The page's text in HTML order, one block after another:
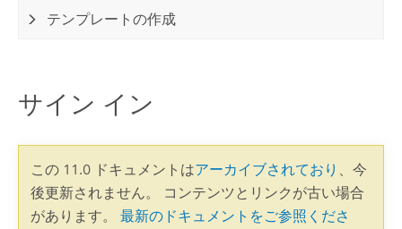
テンプレートの作成
サイン イン
この 11.0 ドキュメントはアーカイブされており
、今
後更新されません。 コンテンツとリンクが古い場合
があります。 最新のドキュメントをご参照くださ